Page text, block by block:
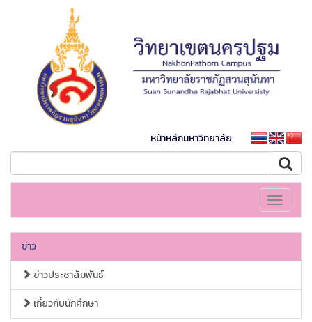
หน้าหลักมหาวิทยาลัย
Toggle
ข่าว
ข่าวประชาสัมพันธ์
เกี่ยวกับนักศึกษา